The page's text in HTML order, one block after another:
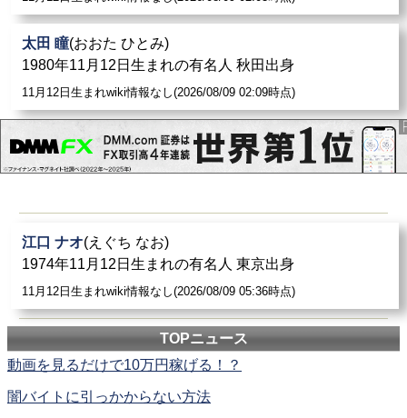
太田 瞳(おおた ひとみ)
1980年11月12日生まれの有名人 秋田出身
11月12日生まれwiki情報なし(2026/08/09 02:09時点)
江口 ナオ(えぐち なお)
1974年11月12日生まれの有名人 東京出身
11月12日生まれwiki情報なし(2026/08/09 05:36時点)
TOPニュース
動画を見るだけで10万円稼げる！？
闇バイトに引っかからない方法